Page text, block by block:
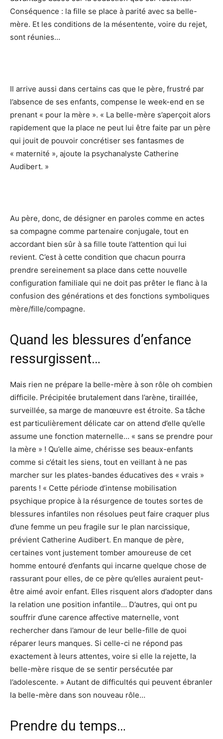
Conséquence : la fille se place à parité avec sa belle-
mère. Et les conditions de la mésentente, voire du rejet,
sont réunies…
Il arrive aussi dans certains cas que le père, frustré par
l’absence de ses enfants, compense le week-end en se
prenant « pour la mère ». « La belle-mère s’aperçoit alors
rapidement que la place ne peut lui être faite par un père
qui jouit de pouvoir concrétiser ses fantasmes de
« maternité », ajoute la psychanalyste Catherine
Audibert. »
Au père, donc, de désigner en paroles comme en actes
sa compagne comme partenaire conjugale, tout en
accordant bien sûr à sa fille toute l’attention qui lui
revient. C’est à cette condition que chacun pourra
prendre sereinement sa place dans cette nouvelle
configuration familiale qui ne doit pas prêter le flanc à la
confusion des générations et des fonctions symboliques
mère/fille/compagne.
Quand les blessures d’enfance
ressurgissent…
Mais rien ne prépare la belle-mère à son rôle oh combien
difficile. Précipitée brutalement dans l’arène, tiraillée,
surveillée, sa marge de manœuvre est étroite. Sa tâche
est particulièrement délicate car on attend d’elle qu’elle
assume une fonction maternelle… « sans se prendre pour
la mère » ! Qu’elle aime, chérisse ses beaux-enfants
comme si c’était les siens, tout en veillant à ne pas
marcher sur les plates-bandes éducatives des « vrais »
parents ! « Cette période d’intense mobilisation
psychique propice à la résurgence de toutes sortes de
blessures infantiles non résolues peut faire craquer plus
d’une femme un peu fragile sur le plan narcissique,
prévient Catherine Audibert. En manque de père,
certaines vont justement tomber amoureuse de cet
homme entouré d’enfants qui incarne quelque chose de
rassurant pour elles, de ce père qu’elles auraient peut-
être aimé avoir enfant. Elles risquent alors d’adopter dans
la relation une position infantile… D’autres, qui ont pu
souffrir d’une carence affective maternelle, vont
rechercher dans l’amour de leur belle-fille de quoi
réparer leurs manques. Si celle-ci ne répond pas
exactement à leurs attentes, voire si elle la rejette, la
belle-mère risque de se sentir persécutée par
l’adolescente. » Autant de difficultés qui peuvent ébranler
la belle-mère dans son nouveau rôle…
Prendre du temps…